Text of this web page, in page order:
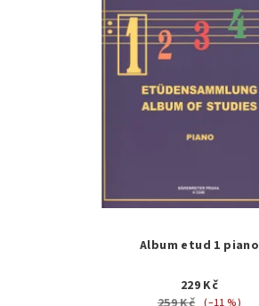
Album etud 1 piano
229 Kč
(–11 %)